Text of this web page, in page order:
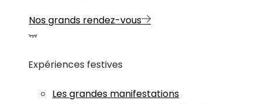
Nos grands rendez-vous
Expériences festives
Les grandes manifestations